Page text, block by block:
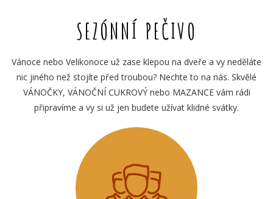
SEZÓNNÍ PEČIVO
Vánoce nebo Velikonoce už zase klepou na dveře a vy neděláte
nic jiného než stojíte před troubou? Nechte to na nás. Skvělé
VÁNOČKY, VÁNOČNÍ CUKROVÝ nebo MAZANCE vám rádi
připravíme a vy si už jen budete užívat klidné svátky.